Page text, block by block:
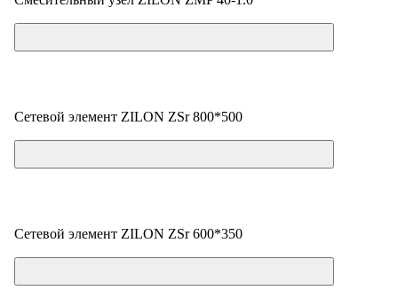
Цена по запросу
Сетевой элемент ZILON ZSr 800*500
Цена по запросу
Сетевой элемент ZILON ZSr 600*350
Цена по запросу